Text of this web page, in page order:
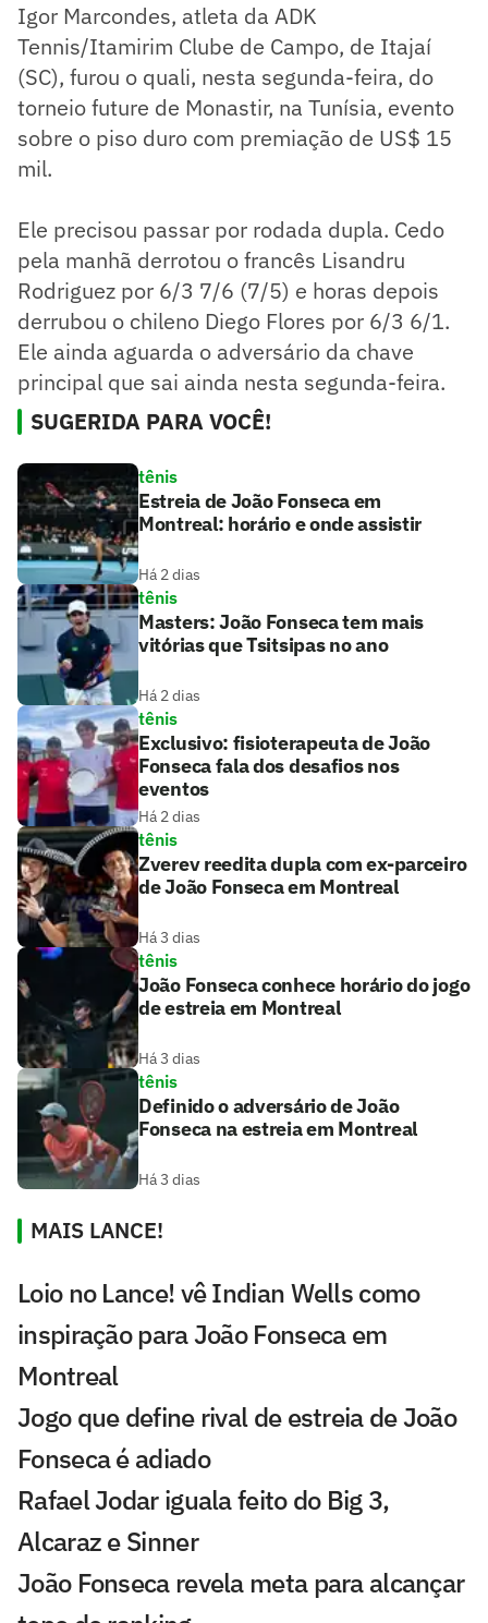
Igor Marcondes, atleta da ADK
Tennis/Itamirim Clube de Campo, de Itajaí
(SC), furou o quali, nesta segunda-feira, do
torneio future de Monastir, na Tunísia, evento
sobre o piso duro com premiação de US$ 15
mil.
Ele precisou passar por rodada dupla. Cedo
pela manhã derrotou o francês Lisandru
Rodriguez por 6/3 7/6 (7/5) e horas depois
derrubou o chileno Diego Flores por 6/3 6/1.
Ele ainda aguarda o adversário da chave
principal que sai ainda nesta segunda-feira.
SUGERIDA PARA VOCÊ!
tênis
Estreia de João Fonseca em
Montreal: horário e onde assistir
Há 2 dias
tênis
Masters: João Fonseca tem mais
vitórias que Tsitsipas no ano
Há 2 dias
tênis
Exclusivo: fisioterapeuta de João
Fonseca fala dos desafios nos
eventos
Há 2 dias
tênis
Zverev reedita dupla com ex-parceiro
de João Fonseca em Montreal
Há 3 dias
tênis
João Fonseca conhece horário do jogo
de estreia em Montreal
Há 3 dias
tênis
Definido o adversário de João
Fonseca na estreia em Montreal
Há 3 dias
MAIS LANCE!
Loio no Lance! vê Indian Wells como
inspiração para João Fonseca em
Montreal
Jogo que define rival de estreia de João
Fonseca é adiado
Rafael Jodar iguala feito do Big 3,
Alcaraz e Sinner
João Fonseca revela meta para alcançar